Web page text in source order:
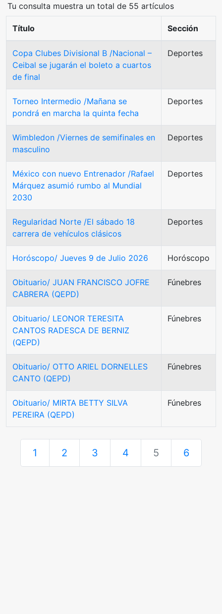
Tu consulta muestra un total de 55 artículos
Título Sección
Copa Clubes Divisional B /Nacional –
Ceibal se jugarán el boleto a cuartos
de final
Deportes
Torneo Intermedio /Mañana se
pondrá en marcha la quinta fecha
Deportes
Wimbledon /Viernes de semifinales en
masculino
Deportes
México con nuevo Entrenador /Rafael
Márquez asumió rumbo al Mundial
2030
Deportes
Regularidad Norte /El sábado 18
carrera de vehículos clásicos
Deportes
Horóscopo/ Jueves 9 de Julio 2026 Horóscopo
Obituario/ JUAN FRANCISCO JOFRE
CABRERA (QEPD)
Fúnebres
Obituario/ LEONOR TERESITA
CANTOS RADESCA DE BERNIZ
(QEPD)
Fúnebres
Obituario/ OTTO ARIEL DORNELLES
CANTO (QEPD)
Fúnebres
Obituario/ MIRTA BETTY SILVA
PEREIRA (QEPD)
Fúnebres
1 2 3 4 5 6